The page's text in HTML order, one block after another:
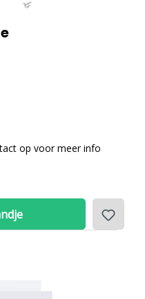
op voor meer info